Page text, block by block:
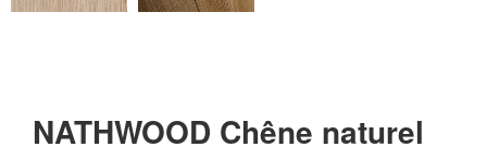
NATHWOOD Chêne naturel